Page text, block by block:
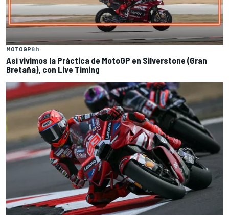
MOTOGP8 h
Así vivimos la Práctica de MotoGP en Silverstone (Gran
Bretaña), con Live Timing